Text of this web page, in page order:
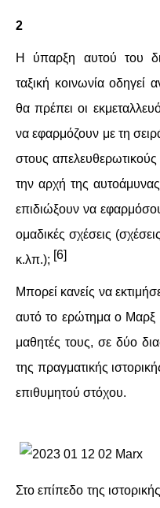
2
Η ύπαρξη αυτού του
ταξική κοινωνία οδηγεί
θα πρέπει οι
να εφαρμόζουν με τη
στους
την αρχή της
επιδιώξουν να
ομαδικές σχέσεις
κ.λπ.); [6]
Μπορεί κανείς να
αυτό το ερώτημα ο Μαρξ
μαθητές τους, σε δύο
της πραγματικής
επιθυμητού στόχου.
Στο επίπεδο της